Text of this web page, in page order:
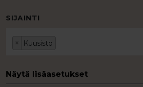
SIJAINTI
Kuusisto
Näytä lisäasetukset